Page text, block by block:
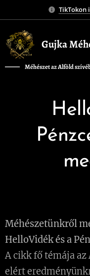
TikTokon
Gujka
Méhészet az Alföld
Méhészetünkről
HelloVidék és a
A cikk fő témája
elért